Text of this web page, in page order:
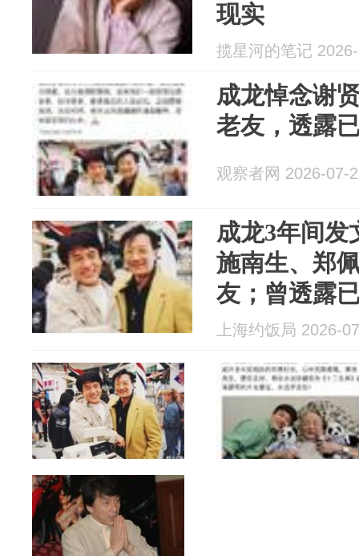
现实
揽星河的笔记
成龙悼念谢
老友，透露
观察者网 2026-07-
成龙3年间发
施南生、郑
友；曾透露
别歌，将在
上海约饭局 2026-